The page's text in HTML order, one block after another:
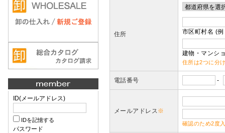
ID(メールアドレス)
IDを記憶する
パスワード
住所 市区町村名 (
建物・マンシ
住所は2つに分
電話番号 -
メールアドレス※
確認のため2度